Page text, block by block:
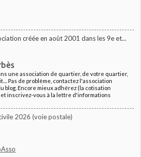
créée en août 2001 dans les 9e et...
une association de quartier, de votre quartier,
Pas de problème, contactez l'association
blog. Encore mieux adhérez (la cotisation
inscrivez-vous à la lettre d'informations
2026 (voie postale)